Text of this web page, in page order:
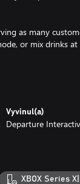
as many
or mix drinks
Vyvinul(a)
Departure
XBOX Series